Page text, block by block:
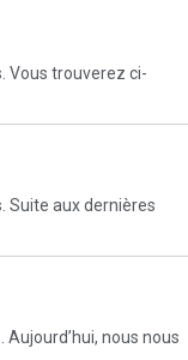
Vous trouverez ci-
Suite aux dernières
nous nous